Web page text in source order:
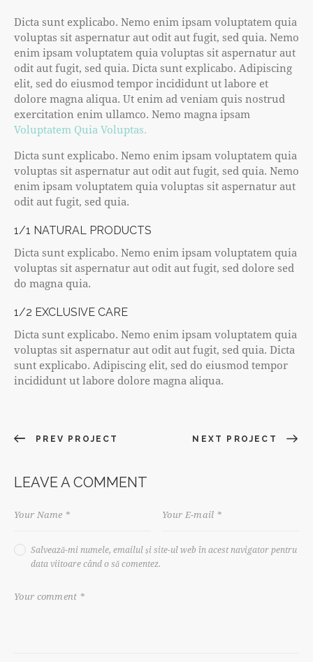
Dicta sunt explicabo. Nemo enim ipsam voluptatem quia
voluptas sit aspernatur aut odit aut fugit, sed quia. Nemo
enim ipsam voluptatem quia voluptas sit aspernatur aut
odit aut fugit, sed quia. Dicta sunt explicabo. Adipiscing
elit, sed do eiusmod tempor incididunt ut labore et
dolore magna aliqua. Ut enim ad veniam quis nostrud
exercitation enim ullamco. Nemo magna ipsam
Voluptatem Quia Voluptas.
Dicta sunt explicabo. Nemo enim ipsam voluptatem quia
voluptas sit aspernatur aut odit aut fugit, sed quia. Nemo
enim ipsam voluptatem quia voluptas sit aspernatur aut
odit aut fugit, sed quia.
1/1 NATURAL PRODUCTS
Dicta sunt explicabo. Nemo enim ipsam voluptatem quia
voluptas sit aspernatur aut odit aut fugit, sed dolore sed
do magna quia.
1/2 EXCLUSIVE CARE
Dicta sunt explicabo. Nemo enim ipsam voluptatem quia
voluptas sit aspernatur aut odit aut fugit, sed quia. Dicta
sunt explicabo. Adipiscing elit, sed do eiusmod tempor
incididunt ut labore dolore magna aliqua.
PREV PROJECT NEXT PROJECT
LEAVE A COMMENT
Salvează-mi numele, emailul și site-ul web în acest navigator pentru
data viitoare când o să comentez.